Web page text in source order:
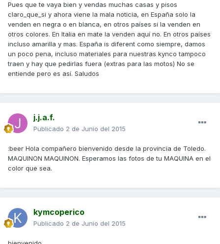
Pues que te vaya bien y vendas muchas casas y pisos
claro_que_si y ahora viene la mala noticia, en España solo la
venden en negra o en blanca, en otros países si la venden en
otros colores. En Italia en mate la venden aquí no. En otros países
incluso amarilla y mas. España is diferent como siempre, damos
un poco pena, incluso materiales para nuestras kynco tampoco
traen y hay que pedirlas fuera (extras para las motos) No se
entiende pero es así. Saludos
j.j.a.f.
Publicado 2 de Junio del 2015
:beer Hola compañero bienvenido desde la provincia de Toledo.
MAQUINON MAQUINON. Esperamos las fotos de tu MAQUINA en el
color que sea.
kymcoperico
Publicado 2 de Junio del 2015